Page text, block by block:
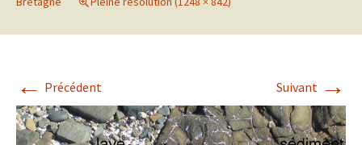
← Précédent Suivant →